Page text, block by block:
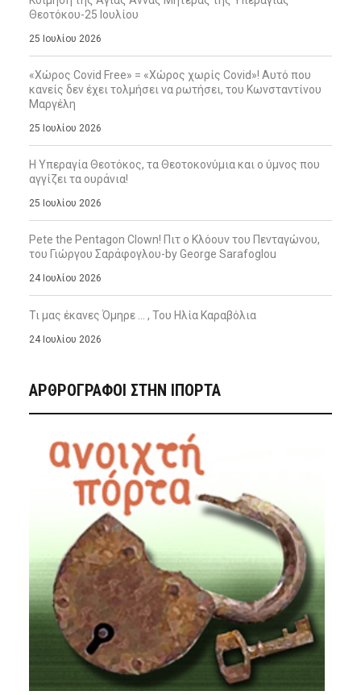
Θεοτόκου-25 Ιουλίου
25 Ιουλίου 2026
«Χώρος Covid Free» = «Χώρος χωρίς Covid»! Αυτό που
κανείς δεν έχει τολμήσει να ρωτήσει, του Κωνσταντίνου
Μαργέλη
25 Ιουλίου 2026
Η Υπεραγία Θεοτόκος, τα Θεοτοκονύμια και ο ύμνος που
αγγίζει τα ουράνια!
25 Ιουλίου 2026
Pete the Pentagon Clown! Πιτ ο Κλόουν του Πενταγώνου,
του Γιώργου Σαράφογλου-by George Sarafoglou
24 Ιουλίου 2026
Τι μας έκανες Όμηρε … , Του Ηλία Καραβόλια
24 Ιουλίου 2026
ΑΡΘΡΟΓΡΑΦΟΙ ΣΤΗΝ IΠΟΡΤΑ